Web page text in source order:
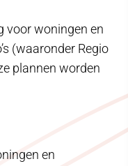
voor woningen en
(waaronder Regio
plannen worden
en